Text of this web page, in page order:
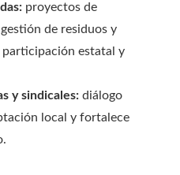
proyectos de
de residuos y
estatal y
y sindicales: diálogo
local y fortalece